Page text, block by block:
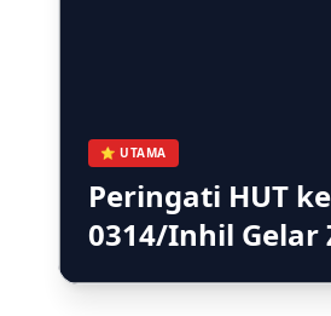
⭐ UTAMA
Peringati HUT
0314/Inhil Gelar